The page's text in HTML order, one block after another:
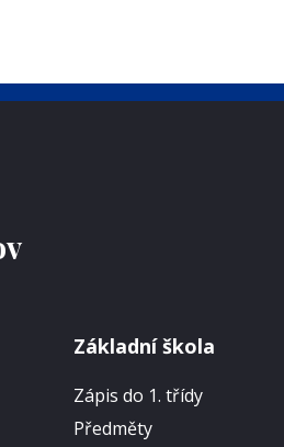
Základní škola
Zápis do 1. třídy
Předměty